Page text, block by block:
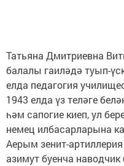
Татьяна Дмитриевна
балалы гаиләдә туып-
елда педагогия
1943 елда үз теләге
һәм сапогие киеп, ул
немец илбасарларына
Аерым зенит-
азимут буенча